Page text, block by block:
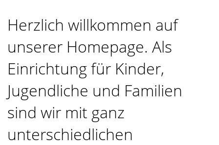
Herzlich willkommen auf
unserer Homepage. Als
Einrichtung für Kinder,
Jugendliche und Familien
sind wir mit ganz
unterschiedlichen